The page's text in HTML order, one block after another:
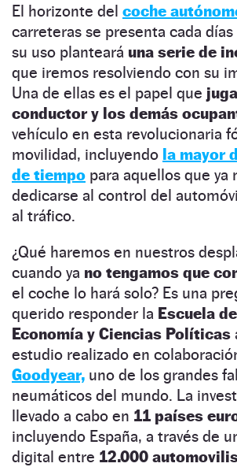
El horizonte del coche
carreteras se presenta cada
su uso planteará una serie de
que iremos resolviendo con su
Una de ellas es el papel que
conductor y los demás
vehículo en esta revolucionaria
movilidad, incluyendo la mayor
de tiempo para aquellos que ya
dedicarse al control del
al tráfico.
¿Qué haremos en nuestros
cuando ya no tengamos que
el coche lo hará solo? Es una
querido responder la Escuela
Economía y Ciencias Políticas
estudio realizado en
Goodyear, uno de los grandes
neumáticos del mundo. La
llevado a cabo en 11 países
incluyendo España, a través de
digital entre 12.000